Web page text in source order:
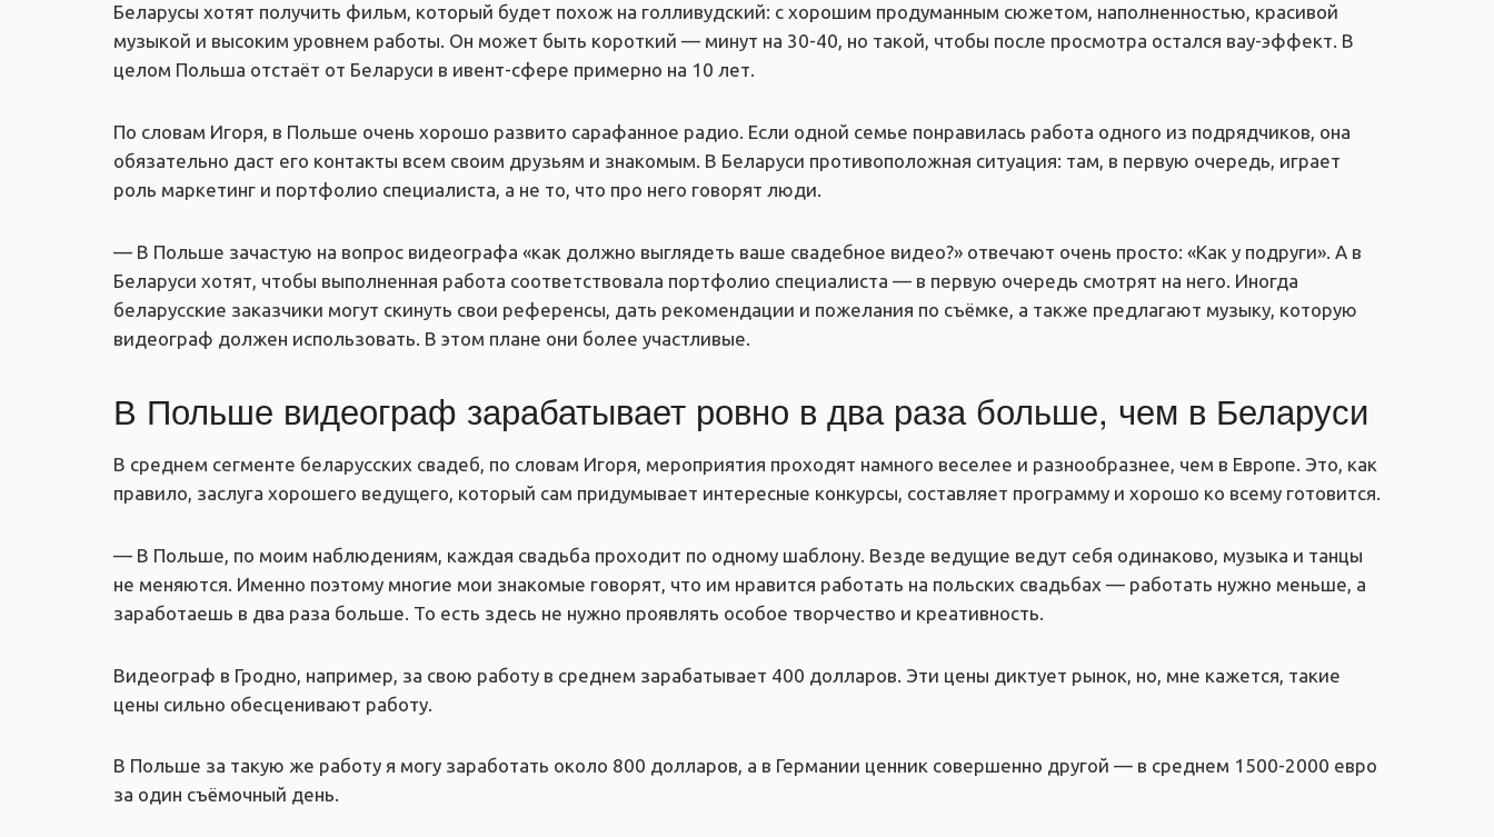
Беларусы хотят получить фильм, который будет похож на голливудский: с хорошим продуманным сюжетом, наполненностью, красивой
музыкой и высоким уровнем работы. Он может быть короткий — минут на 30-40, но такой, чтобы после просмотра остался вау-эффект. В
целом Польша отстаёт от Беларуси в ивент-сфере примерно на 10 лет.
По словам Игоря, в Польше очень хорошо развито сарафанное радио. Если одной семье понравилась работа одного из подрядчиков, она
обязательно даст его контакты всем своим друзьям и знакомым. В Беларуси противоположная ситуация: там, в первую очередь, играет
роль маркетинг и портфолио специалиста, а не то, что про него говорят люди.
— В Польше зачастую на вопрос видеографа «как должно выглядеть ваше свадебное видео?» отвечают очень просто: «Как у подруги». А в
Беларуси хотят, чтобы выполненная работа соответствовала портфолио специалиста — в первую очередь смотрят на него. Иногда
беларусские заказчики могут скинуть свои референсы, дать рекомендации и пожелания по съёмке, а также предлагают музыку, которую
видеограф должен использовать. В этом плане они более участливые.
В Польше видеограф зарабатывает ровно в два раза больше, чем в Беларуси
В среднем сегменте беларусских свадеб, по словам Игоря, мероприятия проходят намного веселее и разнообразнее, чем в Европе. Это, как
правило, заслуга хорошего ведущего, который сам придумывает интересные конкурсы, составляет программу и хорошо ко всему готовится.
— В Польше, по моим наблюдениям, каждая свадьба проходит по одному шаблону. Везде ведущие ведут себя одинаково, музыка и танцы
не меняются. Именно поэтому многие мои знакомые говорят, что им нравится работать на польских свадьбах — работать нужно меньше, а
заработаешь в два раза больше. То есть здесь не нужно проявлять особое творчество и креативность.
Видеограф в Гродно, например, за свою работу в среднем зарабатывает 400 долларов. Эти цены диктует рынок, но, мне кажется, такие
цены сильно обесценивают работу.
В Польше за такую же работу я могу заработать около 800 долларов, а в Германии ценник совершенно другой — в среднем 1500-2000 евро
за один съёмочный день.